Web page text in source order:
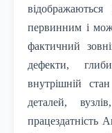
первинним і
фактичний
дефекти,
внутрішній
деталей,
працездатність